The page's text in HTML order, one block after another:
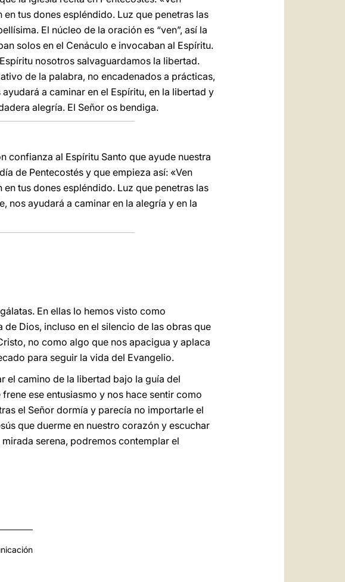
tus dones espléndido. Luz que penetras las
El núcleo de la oración es “ven”, así la
solos en el Cenáculo e invocaban al Espíritu.
nosotros salvaguardamos la libertad.
de la palabra, no encadenados a prácticas,
a caminar en el Espíritu, en la libertad y
alegría. El Señor os bendiga.
confianza al Espíritu Santo que ayude nuestra
de Pentecostés y que empieza así: «Ven
tus dones espléndido. Luz que penetras las
nos ayudará a caminar en la alegría y en la
En ellas lo hemos visto como
Dios, incluso en el silencio de las obras que
no como algo que nos apacigua y aplaca
para seguir la vida del Evangelio.
el camino de la libertad bajo la guía del
frene ese entusiasmo y nos hace sentir como
el Señor dormía y parecía no importarle el
que duerme en nuestro corazón y escuchar
serena, podremos contemplar el